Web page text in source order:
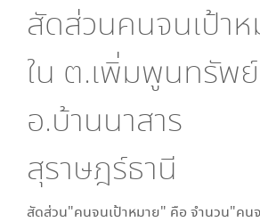
สัดส่วนคนจนเป้าห
ใน ต.เพิ่มพูนทรัพย์
อ.บ้านนาสาร
สุราษฎร์ธานี
สัดส่วน"คนจนเป้าหมาย" คือ จำนวน"คน